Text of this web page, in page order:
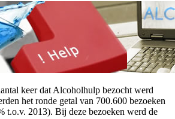
keer dat Alcoholhulp bezocht werd
het ronde getal van 700.600 bezoeken
t.o.v. 2013). Bij deze bezoeken werd de